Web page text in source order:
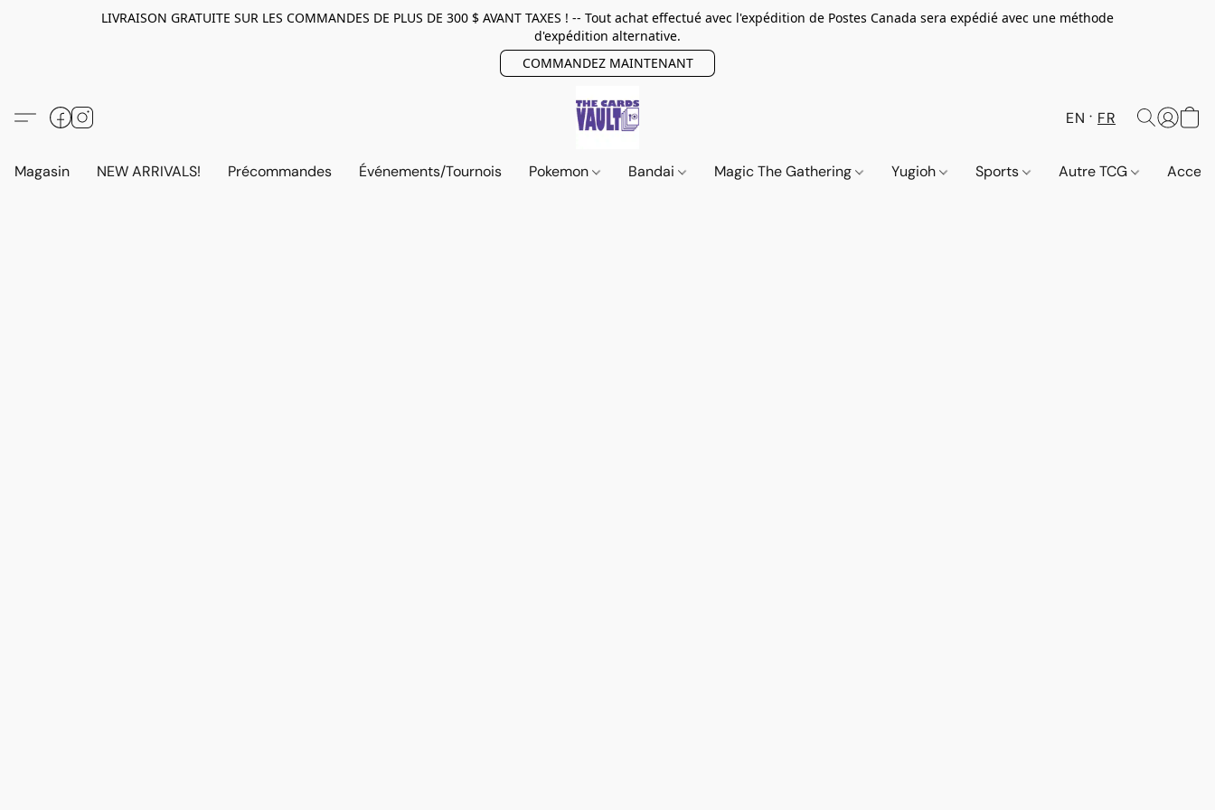
LIVRAISON GRATUITE SUR LES COMMANDES DE PLUS DE 300 $ AVANT TAXES ! -- Tout achat effectué avec l'expédition de Postes Canada sera expédié avec une méthode
d'expédition alternative.
COMMANDEZ MAINTENANT
EN FR
Magasin NEW ARRIVALS! Précommandes Événements/Tournois Pokemon Bandai Magic The Gathering Yugioh Sports Autre TCG